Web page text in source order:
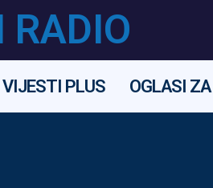
RADIO
VIJESTI PLUS OGLASI